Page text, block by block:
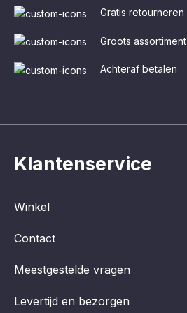
Klantenservice
Winkel
Contact
Meestgestelde vragen
Levertijd en bezorgen
Gratis retourneren
Groots assortiment
Achteraf betalen